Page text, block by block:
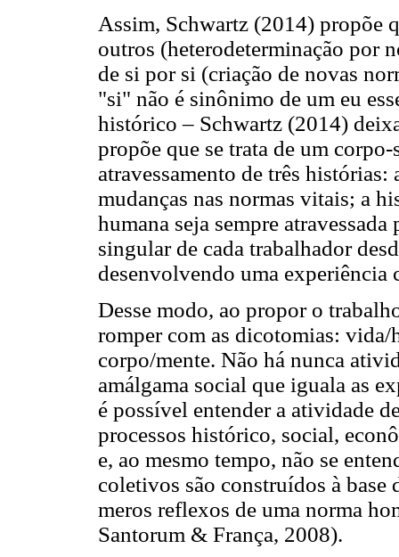
Assim, Schwartz (2014) propõe
outros (heterodeterminação por
de si por si (criação de novas
"si" não é sinônimo de um eu
histórico – Schwartz (2014)
propõe que se trata de um
atravessamento de três
mudanças nas normas vitais; a
humana seja sempre
singular de cada trabalhador
desenvolvendo uma
Desse modo, ao propor o
romper com as dicotomias:
corpo/mente. Não há nunca
amálgama social que iguala as
é possível entender a atividade
processos histórico, social,
e, ao mesmo tempo, não se
coletivos são construídos à base
meros reflexos de uma norma
Santorum & França, 2008).